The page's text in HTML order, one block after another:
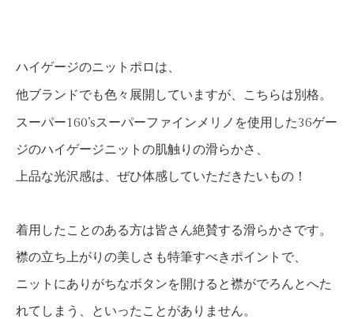
ハイゲージのニットポロは、
他ブランドでも色々展開していますが、こちらは別格。
スーパー160’sスーパーファインメリノを使用した36ゲー
ジのハイゲージニットの肌触りの滑らかさ、
上品な光沢感は、ぜひ体感していただきたいもの！
着用したことのある方は皆さん絶賛する滑らかさです。
襟の立ち上がりの美しさも特筆すべきポイントで、
ニットにありがちなボタンを開けると襟がでろんとへた
れてしまう、といったことがありません。